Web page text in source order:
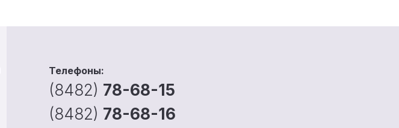
Телефоны:
(8482) 78-68-15
(8482) 78-68-16